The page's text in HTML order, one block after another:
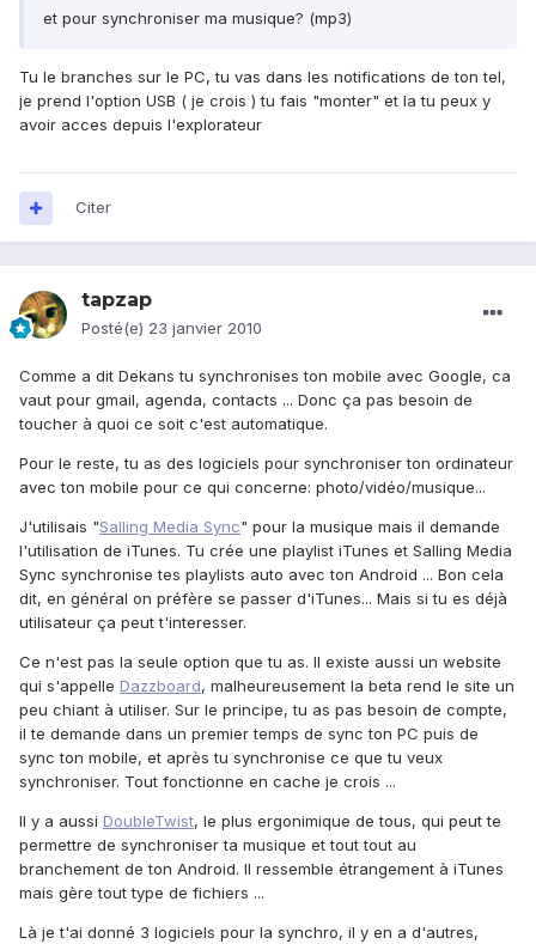
et pour synchroniser ma musique? (mp3)
Tu le branches sur le PC, tu vas dans les notifications de ton tel,
je prend l'option USB ( je crois ) tu fais "monter" et la tu peux y
avoir acces depuis l'explorateur
Citer
tapzap
Posté(e) 23 janvier 2010
Comme a dit Dekans tu synchronises ton mobile avec Google, ca
vaut pour gmail, agenda, contacts ... Donc ça pas besoin de
toucher à quoi ce soit c'est automatique.
Pour le reste, tu as des logiciels pour synchroniser ton ordinateur
avec ton mobile pour ce qui concerne: photo/vidéo/musique...
J'utilisais "Salling Media Sync" pour la musique mais il demande
l'utilisation de iTunes. Tu crée une playlist iTunes et Salling Media
Sync synchronise tes playlists auto avec ton Android ... Bon cela
dit, en général on préfère se passer d'iTunes... Mais si tu es déjà
utilisateur ça peut t'interesser.
Ce n'est pas la seule option que tu as. Il existe aussi un website
qui s'appelle Dazzboard, malheureusement la beta rend le site un
peu chiant à utiliser. Sur le principe, tu as pas besoin de compte,
il te demande dans un premier temps de sync ton PC puis de
sync ton mobile, et après tu synchronise ce que tu veux
synchroniser. Tout fonctionne en cache je crois ...
Il y a aussi DoubleTwist, le plus ergonimique de tous, qui peut te
permettre de synchroniser ta musique et tout tout au
branchement de ton Android. Il ressemble étrangement à iTunes
mais gère tout type de fichiers ...
Là je t'ai donné 3 logiciels pour la synchro, il y en a d'autres,